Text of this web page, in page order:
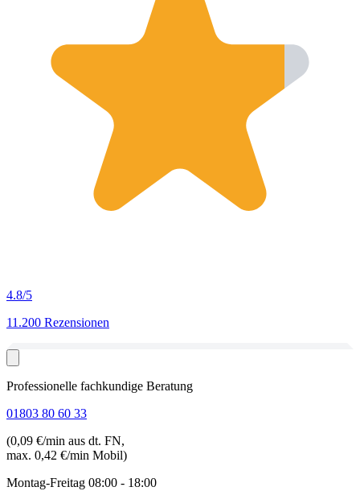
4.8/5
11.200 Rezensionen
Professionelle fachkundige Beratung
01803 80 60 33
(0,09 €/min aus dt. FN,
max. 0,42 €/min Mobil)
Montag-Freitag 08:00 - 18:00